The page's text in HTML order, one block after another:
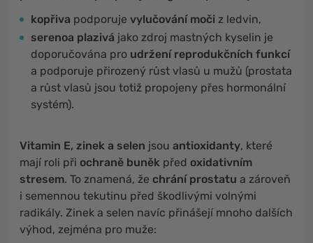
kopřiva podporuje vylučování moči z ledvin,
serenoa plazivá jako zdroj mastných kyselin je
doporučována pro udržení reprodukčních funkcí
a podporuje přirozený růst vlasů u mužů (prostata
a růst vlasů jsou totiž propojeny přes hormonální
systém).
Vitamin E, zinek a selen jsou antioxidanty, které
mají roli při ochraně buněk před oxidativním
stresem. To znamená, že chrání prostatu a zároveň
i semennou tekutinu před škodlivými volnými
radikály. Zinek a selen navíc přinášejí mnoho dalších
výhod, zejména pro muže: